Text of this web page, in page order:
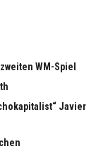
WM-Spiel
Javier